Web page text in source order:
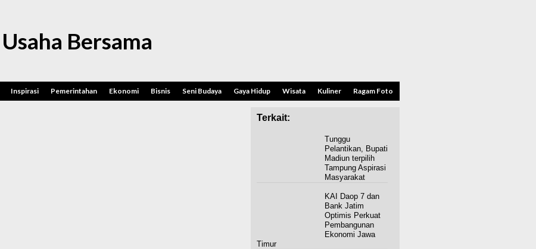
Bersama
Inspirasi Pemerintahan Ekonomi Bisnis Seni Budaya Gaya Hidup Wisata Kuliner Ragam Foto
Terkait:
Tunggu
Pelantikan, Bupati
Madiun terpilih
Tampung Aspirasi
Masyarakat
KAI Daop 7 dan
Bank Jatim
Optimis Perkuat
Pembangunan
Ekonomi Jawa
Timur